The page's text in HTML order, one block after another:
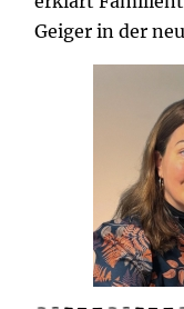
Geiger in der